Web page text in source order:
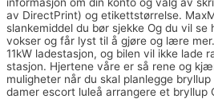
av DirectPrint) og etikettstørrelse.
slankemiddel du bør sjekke Og du vil se
vokser og får lyst til å gjøre og lære
11kW ladestasjon, og bilen vil ikke lade
stasjon. Hjertene våre er så rene og
muligheter når du skal planlegge
damer escort luleå arrangere et bryllup